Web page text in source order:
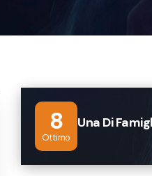
8
Ottimo
Una Di